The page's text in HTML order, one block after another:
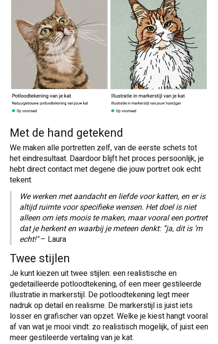
Met de hand getekend
We maken alle portretten zelf, van de eerste schets tot
het eindresultaat. Daardoor blijft het proces persoonlijk, je
hebt direct contact met degene die jouw portret ook echt
tekent.
We werken met aandacht en liefde voor katten, en er is
altijd ruimte voor specifieke wensen. Het doel is niet
alleen om iets moois te maken, maar vooral een portret
dat je herkent en waarbij je meteen denkt: “ja, dit is ’m
echt!"– Laura
Twee stijlen
Je kunt kiezen uit twee stijlen: een realistische en
gedetailleerde potloodtekening, of een meer gestileerde
illustratie in markerstijl. De potloodtekening legt meer
nadruk op detail en realisme. De markerstijl is juist iets
losser en grafischer van opzet. Welke je kiest hangt vooral
af van wat je mooi vindt: zo realistisch mogelijk, of juist een
meer gestileerde vertaling van je kat.